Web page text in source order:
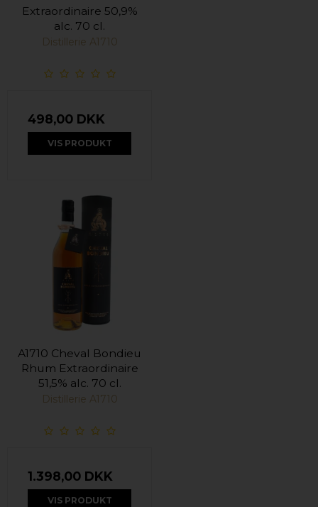
Extraordinaire 50,9%
alc. 70 cl.
Distillerie A1710
498,00 DKK
VIS PRODUKT
A1710 Cheval Bondieu
Rhum Extraordinaire
51,5% alc. 70 cl.
Distillerie A1710
1.398,00 DKK
VIS PRODUKT